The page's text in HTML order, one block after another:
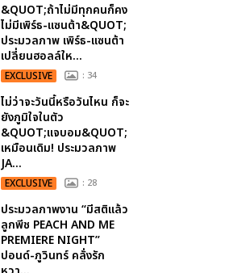
&QUOT;ถ้าไม่มีทุกคนก็คง
ไม่มีเพิร์ธ-แซนต้า&QUOT;
ประมวลภาพ เพิร์ธ-แซนต้า
เปลี่ยนฮอลล์ให...
EXCLUSIVE : 34
ไม่ว่าจะวันนี้หรือวันไหน ก็จะ
ยังภูมิใจในตัว
&QUOT;แจบอม&QUOT;
เหมือนเดิม! ประมวลภาพ
JA...
EXCLUSIVE : 28
ประมวลภาพงาน “มีสติแล้ว
ลูกพีช PEACH AND ME
PREMIERE NIGHT”
ปอนด์-ภูวินทร์ คลั่งรัก